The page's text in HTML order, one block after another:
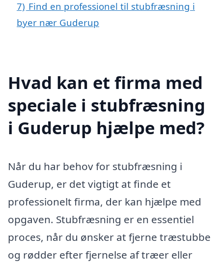
7) Find en professionel til stubfræsning i
byer nær Guderup
Hvad kan et firma med
speciale i stubfræsning
i Guderup hjælpe med?
Når du har behov for stubfræsning i
Guderup, er det vigtigt at finde et
professionelt firma, der kan hjælpe med
opgaven. Stubfræsning er en essentiel
proces, når du ønsker at fjerne træstubbe
og rødder efter fjernelse af træer eller